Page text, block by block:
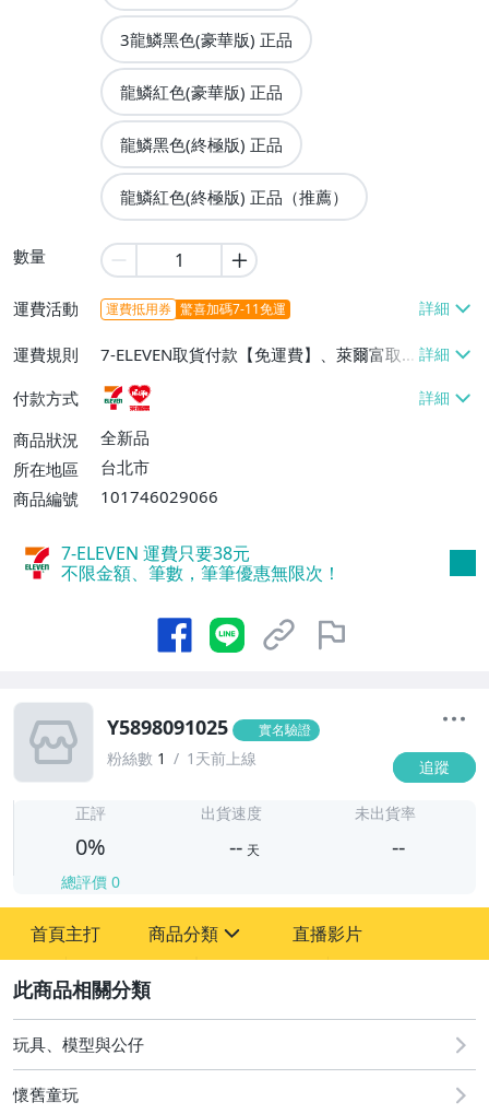
3龍鱗黑色(豪華版) 正品
龍鱗紅色(豪華版) 正品
龍鱗黑色(終極版) 正品
龍鱗紅色(終極版) 正品（推薦）
數量
運費活動 運費抵用券 驚喜加碼7-11免運
運費規則
7-ELEVEN取貨付款【免運費】、萊爾富取
貨付款【免運費】
付款方式
商品狀況
全新品
所在地區
台北市
商品編號
101746029066
7-ELEVEN 運費只要38元
不限金額、筆數，筆筆優惠無限次！
Y5898091025 實名驗證
粉絲數 1 1天前上線 追蹤
正評
0%
總評價 0
出貨速度
-- 天
未出貨率
--
首頁主打 商品分類
圖書/影音/文具
古董、藝術與礦石
直播影片
玩具、模型與公仔
懷舊童玩